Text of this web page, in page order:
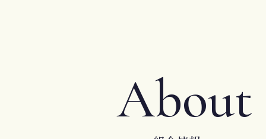
About